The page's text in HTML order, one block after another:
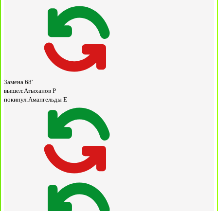
Замена 68'
вышел:Атыханов Р
покинул:Амангельды Е